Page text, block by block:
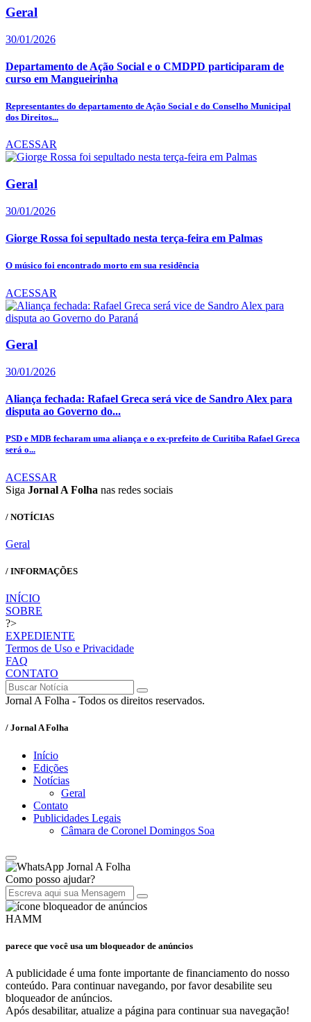
Geral
30/01/2026
Departamento de Ação Social e o CMDPD participaram de
curso em Mangueirinha
Representantes do departamento de Ação Social e do Conselho Municipal
dos Direitos...
ACESSAR
Geral
30/01/2026
Giorge Rossa foi sepultado nesta terça-feira em Palmas
O músico foi encontrado morto em sua residência
ACESSAR
Geral
30/01/2026
Aliança fechada: Rafael Greca será vice de Sandro Alex para
disputa ao Governo do...
PSD e MDB fecharam uma aliança e o ex-prefeito de Curitiba Rafael Greca
será o...
ACESSAR
Siga Jornal A Folha nas redes sociais
/ NOTÍCIAS
Geral
/ INFORMAÇÕES
INÍCIO
SOBRE
?>
EXPEDIENTE
Termos de Uso e Privacidade
FAQ
CONTATO
Jornal A Folha - Todos os direitos reservados.
/ Jornal A Folha
Início
Edições
Notícias
Geral
Contato
Publicidades Legais
Câmara de Coronel Domingos Soa
Jornal A Folha
Como posso ajudar?
HAMM
parece que você usa um bloqueador de anúncios
A publicidade é uma fonte importante de financiamento do nosso
conteúdo. Para continuar navegando, por favor desabilite seu
bloqueador de anúncios.
Após desabilitar, atualize a página para continuar sua navegação!